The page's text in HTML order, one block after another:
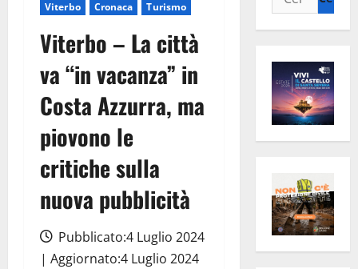
Viterbo Cronaca Turismo
Viterbo – La città
va “in vacanza” in
Costa Azzurra, ma
piovono le
critiche sulla
nuova pubblicità
Pubblicato:4 Luglio 2024
| Aggiornato:4 Luglio 2024
per: